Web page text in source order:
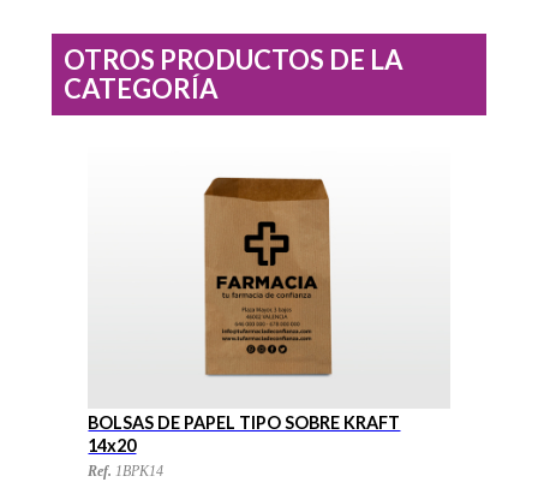
OTROS PRODUCTOS DE LA
CATEGORÍA
BOLSAS DE PAPEL TIPO SOBRE KRAFT
14x20
Ref. 1BPK14